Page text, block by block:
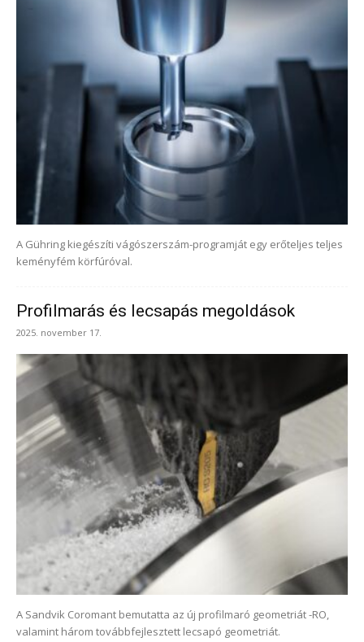
A Gühring kiegészíti vágószerszám-programját egy erőteljes teljes
keményfém körfúróval.
Profilmarás és lecsapás megoldások
2025. november 17.
A Sandvik Coromant bemutatta az új profilmaró geometriát -RO,
valamint három továbbfejlesztett lecsapó geometriát.